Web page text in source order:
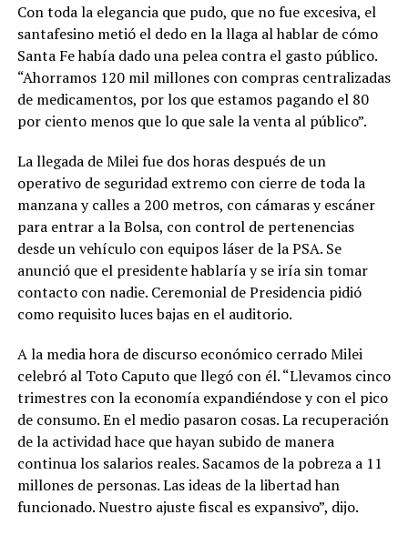
Con toda la elegancia que pudo, que no fue excesiva, el
santafesino metió el dedo en la llaga al hablar de cómo
Santa Fe había dado una pelea contra el gasto público.
“Ahorramos 120 mil millones con compras centralizadas
de medicamentos, por los que estamos pagando el 80
por ciento menos que lo que sale la venta al público”.
La llegada de Milei fue dos horas después de un
operativo de seguridad extremo con cierre de toda la
manzana y calles a 200 metros, con cámaras y escáner
para entrar a la Bolsa, con control de pertenencias
desde un vehículo con equipos láser de la PSA. Se
anunció que el presidente hablaría y se iría sin tomar
contacto con nadie. Ceremonial de Presidencia pidió
como requisito luces bajas en el auditorio.
A la media hora de discurso económico cerrado Milei
celebró al Toto Caputo que llegó con él. “Llevamos cinco
trimestres con la economía expandiéndose y con el pico
de consumo. En el medio pasaron cosas. La recuperación
de la actividad hace que hayan subido de manera
continua los salarios reales. Sacamos de la pobreza a 11
millones de personas. Las ideas de la libertad han
funcionado. Nuestro ajuste fiscal es expansivo”, dijo.